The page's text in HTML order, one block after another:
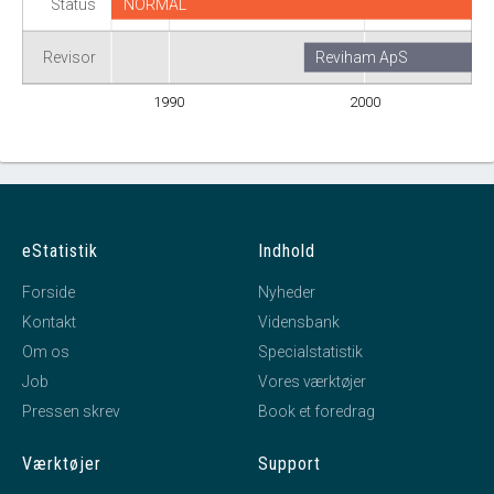
Status
Revisor
1990 2000
NORMAL
Reviham ApS
eStatistik
Forside
Kontakt
Om os
Job
Pressen skrev
Indhold
Nyheder
Vidensbank
Specialstatistik
Vores værktøjer
Book et foredrag
Værktøjer Support